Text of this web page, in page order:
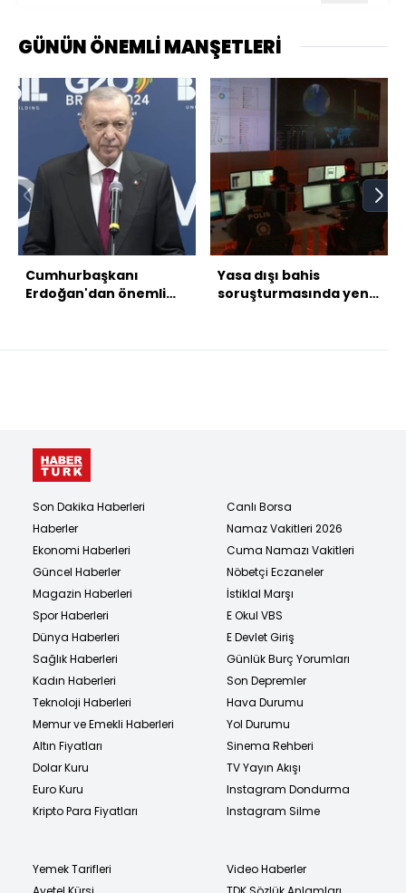
GÜNÜN ÖNEMLİ MANŞETLERİ
Cumhurbaşkanı
Erdoğan'dan önemli
Yasa dışı bahis
soruşturmasında yeni
Son Dakika Haberleri
Haberler
Ekonomi Haberleri
Güncel Haberler
Magazin Haberleri
Spor Haberleri
Dünya Haberleri
Sağlık Haberleri
Kadın Haberleri
Teknoloji Haberleri
Memur ve Emekli Haberleri
Altın Fiyatları
Dolar Kuru
Euro Kuru
Kripto Para Fiyatları
Canlı Borsa
Namaz Vakitleri 2026
Cuma Namazı Vakitleri
Nöbetçi Eczaneler
İstiklal Marşı
E Okul VBS
E Devlet Giriş
Günlük Burç Yorumları
Son Depremler
Hava Durumu
Yol Durumu
Sinema Rehberi
TV Yayın Akışı
Instagram Dondurma
Instagram Silme
Yemek Tarifleri
Video Haberler